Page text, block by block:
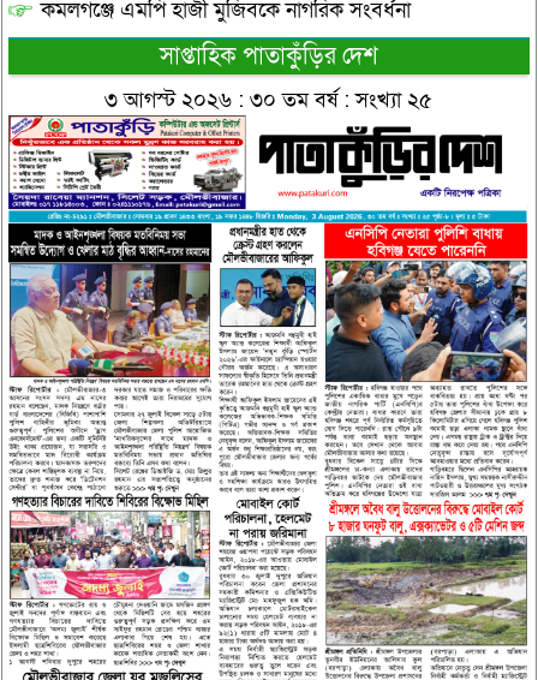
কমলগঞ্জে এমপি হাজী মুজিবকে নাগরিক সংবর্ধনা
সাপ্তাহিক পাতাকুঁড়ির দেশ
৩ আগস্ট ২০২৬ : ৩০ তম বর্ষ : সংখ্যা ২৫